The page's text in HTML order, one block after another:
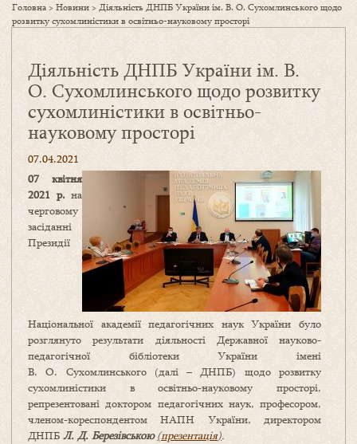
Головна >Новини >Діяльність ДНПБ України ім. В. О. Сухомлинського щодо
розвитку сухомлиністики в освітньо-науковому просторі
Діяльність ДНПБ України ім. В.
О. Сухомлинського щодо розвитку
сухомлиністики в освітньо-
науковому просторі
07.04.2021
07 квітня
2021 р. на
черговому
засіданні
Президії
Національної академії педагогічних наук України було
розглянуто результати діяльності Державної науково-
педагогічної бібліотеки України імені
В. О. Сухомлинського (далі – ДНПБ) щодо розвитку
сухомлиністики в освітньо-науковому просторі,
репрезентовані доктором педагогічних наук, професором,
членом-кореспондентом НАПН України, директором
ДНПБ Л. Д. Березівською(презентація).